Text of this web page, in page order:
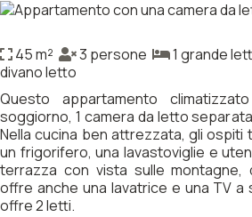
45 m² 3 persone
1 grande
divano letto
Questo appartamento
soggiorno, 1 camera da letto
Nella cucina ben attrezzata, gli ospiti
un frigorifero, una lavastoviglie e
terrazza con vista sulle montagne,
offre anche una lavatrice e una TV a
offre 2 letti.